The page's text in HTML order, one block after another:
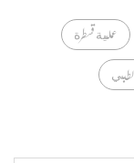
عملية قسطرة